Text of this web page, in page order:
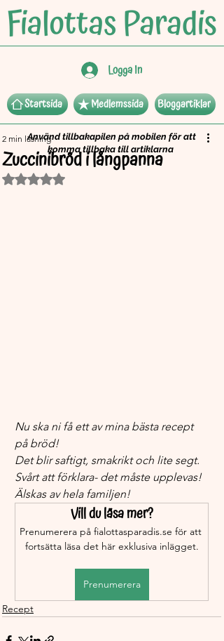
Logga In
Startsida Medlemssida Bloggartiklar
Zuccinibröd i långpanna
2 min läsning
Betygsatt till NaN av 5 stjärnor.
Nu ska ni få ett av mina bästa recept
på bröd!
Det blir saftigt, smakrikt och lite segt.
Svårt att förklara- det måste upplevas!
Älskas av hela familjen!
Vill du läsa mer?
Prenumerera på fialottasparadis.se för att
fortsätta läsa det här exklusiva inlägget.
Prenumerera
Recept
Använd tillbakapilen på mobilen för att
komma tillbaka till artiklarna